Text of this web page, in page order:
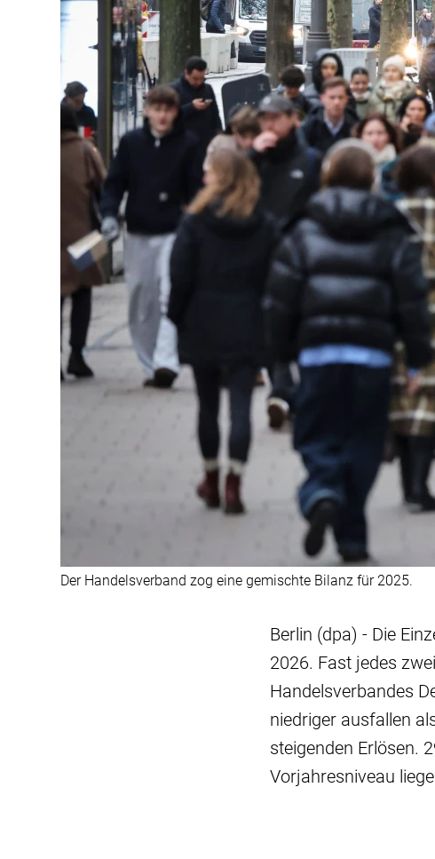
Der Handelsverband zog eine gemischte Bilanz für 2025.
Berlin (dpa) - Die
2026. Fast jedes
Handelsverbandes
niedriger ausfallen
steigenden Erlösen.
Vorjahresniveau